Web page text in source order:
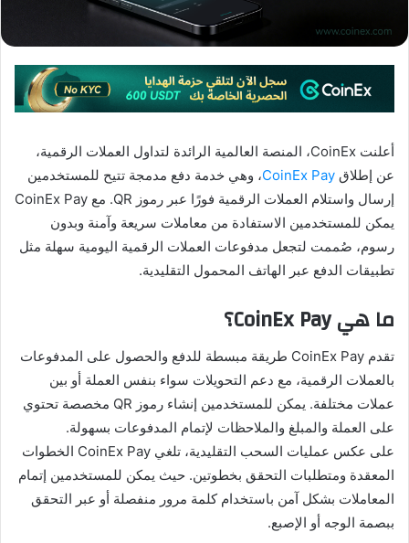
أعلنت CoinEx، المنصة العالمية الرائدة لتداول العملات الرقمية،
عن إطلاق CoinEx Pay، وهي خدمة دفع مدمجة تتيح للمستخدمين
إرسال واستلام العملات الرقمية فورًا عبر رموز QR. مع CoinEx Pay
يمكن للمستخدمين الاستفادة من معاملات سريعة وآمنة وبدون
رسوم، صُممت لتجعل مدفوعات العملات الرقمية اليومية سهلة مثل
تطبيقات الدفع عبر الهاتف المحمول التقليدية.
ما هي CoinEx Pay؟
تقدم CoinEx Pay طريقة مبسطة للدفع والحصول على المدفوعات
بالعملات الرقمية، مع دعم التحويلات سواء بنفس العملة أو بين
عملات مختلفة. يمكن للمستخدمين إنشاء رموز QR مخصصة تحتوي
على العملة والمبلغ والملاحظات لإتمام المدفوعات بسهولة.
على عكس عمليات السحب التقليدية، تلغي CoinEx Pay الخطوات
المعقدة ومتطلبات التحقق بخطوتين. حيث يمكن للمستخدمين إتمام
المعاملات بشكل آمن باستخدام كلمة مرور منفصلة أو عبر التحقق
ببصمة الوجه أو الإصبع.